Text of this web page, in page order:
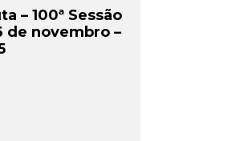
– 100ª Sessão
de novembro –